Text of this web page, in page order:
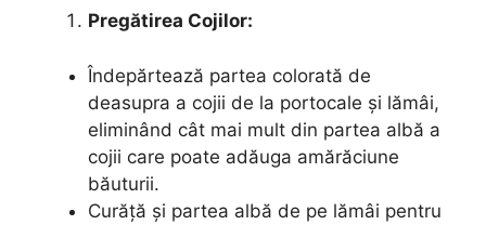
Pregătirea Cojilor:
Îndepărtează partea colorată de
deasupra a cojii de la portocale și lămâi,
eliminând cât mai mult din partea albă a
cojii care poate adăuga amărăciune
băuturii.
Curăță și partea albă de pe lămâi pentru